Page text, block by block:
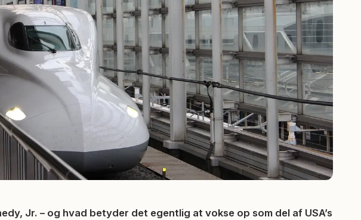
Jr. – og hvad betyder det egentlig at vokse op som del af USA’s